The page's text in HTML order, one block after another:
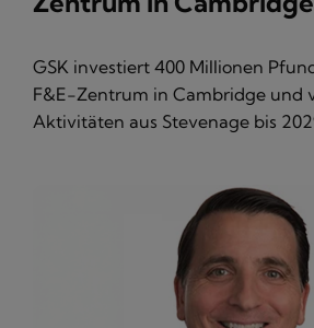
GSK investiert 400 Millionen
F&E-Zentrum in Cambridge und
Aktivitäten aus Stevenage bis